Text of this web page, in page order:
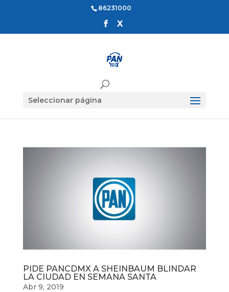
86231000
Seleccionar página
PIDE PANCDMX A SHEINBAUM BLINDAR
LA CIUDAD EN SEMANA SANTA
Abr 9, 2019